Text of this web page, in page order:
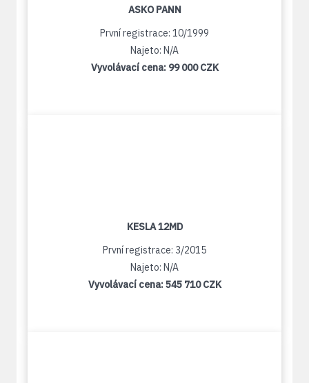
ASKO PANN
První registrace: 10/1999
Najeto: N/A
Vyvolávací cena: 99 000 CZK
KESLA 12MD
První registrace: 3/2015
Najeto: N/A
Vyvolávací cena:545 710 CZK